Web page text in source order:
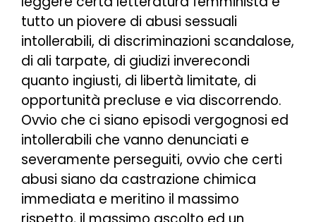
tutto un piovere di abusi sessuali
intollerabili, di discriminazioni scandalose,
di ali tarpate, di giudizi inverecondi
quanto ingiusti, di libertà limitate, di
opportunità precluse e via discorrendo.
Ovvio che ci siano episodi vergognosi ed
intollerabili che vanno denunciati e
severamente perseguiti, ovvio che certi
abusi siano da castrazione chimica
immediata e meritino il massimo